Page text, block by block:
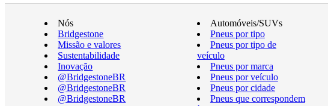
Nós
Bridgestone
Missão e valores
Sustentabilidade
Inovação
@BridgestoneBR
@BridgestoneBR
@BridgestoneBR
Automóveis/SUVs
Pneus por tipo
Pneus por tipo de
veículo
Pneus por marca
Pneus por veículo
Pneus por cidade
Pneus que correspondem